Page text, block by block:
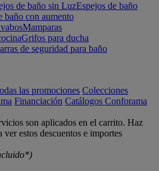
de baño sin LuzEspejos de baño
baño con aumento
Mamparas
Grifos para ducha
de seguridad para baño
las promociones Colecciones
Financiación Catálogos Conforama
son aplicados en el carrito. Haz
estos descuentos e importes